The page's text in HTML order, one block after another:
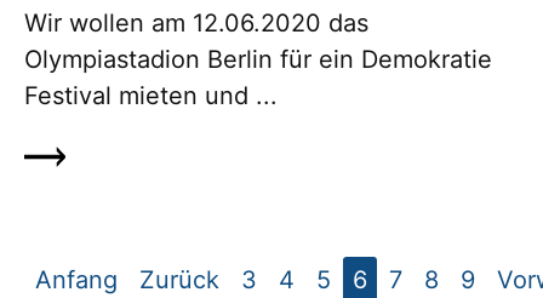
Wir wollen am 12.06.2020 das
Olympiastadion Berlin für ein De­mo­kratie
Festival mieten und ...
Anfang Zurück 3 4 5 6 7 8 9